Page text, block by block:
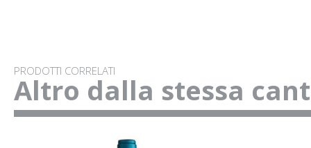
PRODOTTI CORRELATI
Altro dalla stessa